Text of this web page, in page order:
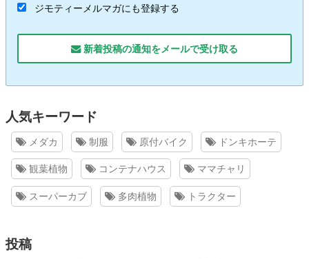
ジモティーメルマガにも登録する
新着投稿の通知をメールで受け取る
人気キーワード
メダカ 制服 原付バイク ドンキホーテ
観葉植物 コンテナハウス ママチャリ
スーパーカブ 多肉植物 トラクター
投稿